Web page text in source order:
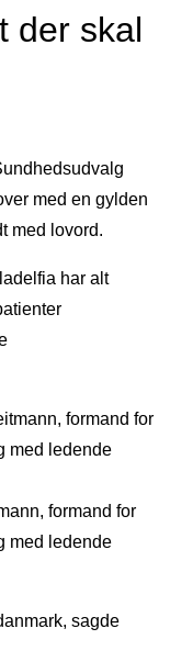
der skal
med en gylden
med lovord.
har alt
formand for
med ledende
sagde